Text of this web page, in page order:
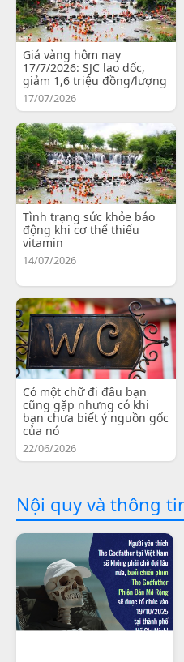
Giá vàng hôm nay
17/7/2026: SJC lao dốc,
giảm 1,6 triệu đồng/lượng
17/07/2026
Tình trạng sức khỏe báo
động khi cơ thể thiếu
vitamin
14/07/2026
Có một chữ đi đâu bạn
cũng gặp nhưng có khi
bạn chưa biết ý nguồn gốc
của nó
22/06/2026
Nội quy và thông